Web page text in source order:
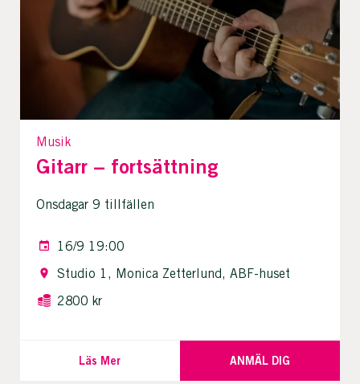
Musik
Gitarr – fortsättning
Onsdagar 9 tillfällen
16/9 19:00
Studio 1, Monica Zetterlund, ABF-huset
2800 kr
Läs Mer ANMÄL DIG